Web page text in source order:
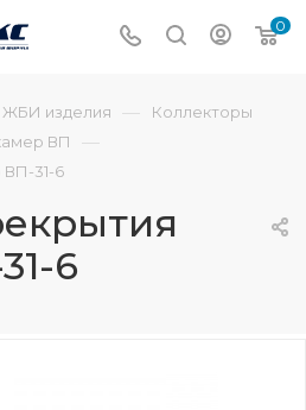
0
ЖБИ изделия — Коллекторы
ВП —
31-6
6